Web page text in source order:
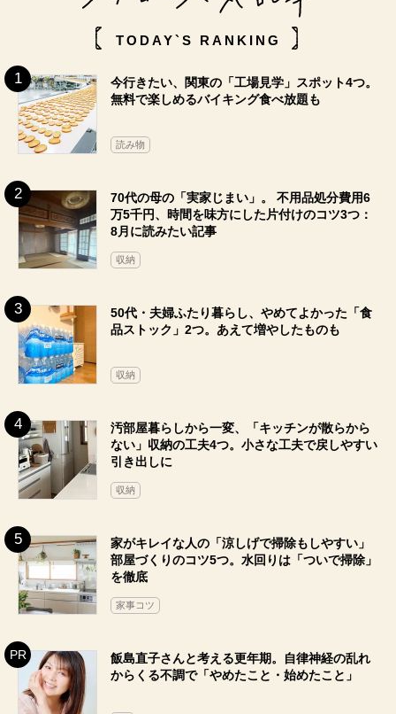
TODAY`S RANKING
今行きたい、関東の「工場見学」スポット4つ。
無料で楽しめるバイキング食べ放題も
読み物
70代の母の「実家じまい」。 不用品処分費用6
万5千円、時間を味方にした片付けのコツ3つ：
8月に読みたい記事
収納
50代・夫婦ふたり暮らし、やめてよかった「食
品ストック」2つ。あえて増やしたものも
収納
汚部屋暮らしから一変、「キッチンが散らから
ない」収納の工夫4つ。小さな工夫で戻しやすい
引き出しに
収納
家がキレイな人の「涼しげで掃除もしやすい」
部屋づくりのコツ5つ。水回りは「ついで掃除」
を徹底
家事コツ
飯島直子さんと考える更年期。自律神経の乱れ
からくる不調で「やめたこと・始めたこと」